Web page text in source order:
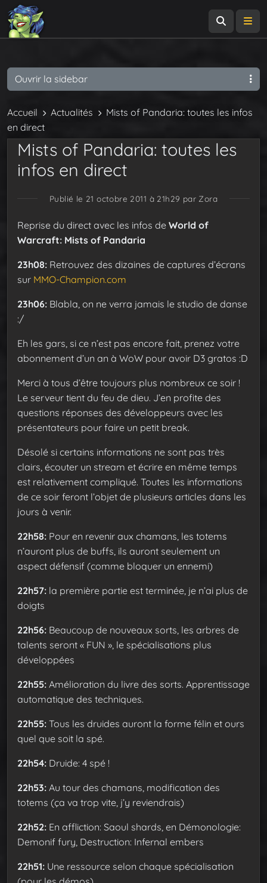
Accueil Actualités
Mists of Pandaria: toutes les infos
en direct
Mists of Pandaria: toutes les
infos en direct
Publié le 21 octobre 2011 à 21h29 par Zora
Reprise du direct avec les infos de World of
Warcraft: Mists of Pandaria
23h08: Retrouvez des dizaines de captures d’écrans
sur MMO-Champion.com
23h06: Blabla, on ne verra jamais le studio de danse
:/
Eh les gars, si ce n’est pas encore fait, prenez votre
abonnement d’un an à WoW pour avoir D3 gratos :D
Merci à tous d’être toujours plus nombreux ce soir !
Le serveur tient du feu de dieu. J’en profite des
questions réponses des développeurs avec les
présentateurs pour faire un petit break.
Désolé si certains informations ne sont pas très
clairs, écouter un stream et écrire en même temps
est relativement compliqué. Toutes les informations
de ce soir feront l’objet de plusieurs articles dans les
jours à venir.
22h58: Pour en revenir aux chamans, les totems
n’auront plus de buffs, ils auront seulement un
aspect défensif (comme bloquer un ennemi)
22h57: la première partie est terminée, je n’ai plus de
doigts
22h56: Beaucoup de nouveaux sorts, les arbres de
talents seront « FUN », le spécialisations plus
développées
22h55: Amélioration du livre des sorts. Apprentissage
automatique des techniques.
22h55: Tous les druides auront la forme félin et ours
quel que soit la spé.
22h54: Druide: 4 spé !
22h53: Au tour des chamans, modification des
totems (ça va trop vite, j’y reviendrais)
22h52: En affliction: Saoul shards, en Démonologie:
Demonif fury, Destruction: Infernal embers
22h51: Une ressource selon chaque spécialisation
Ouvrir la sidebar